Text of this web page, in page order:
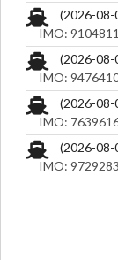
(2026-08-
IMO:
(2026-08-
IMO:
(2026-08-
IMO:
(2026-08-
IMO: